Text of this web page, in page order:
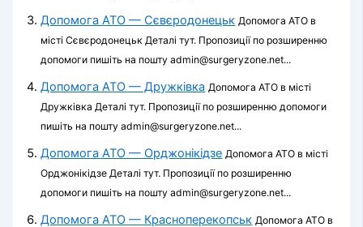
Допомога АТО — Сєвєродонецьк Допомога АТО в
місті Сєвєродонецьк Деталі тут. Пропозиції по розширенню
допомоги пишіть на пошту admin@surgeryzone.net...
Допомога АТО — Дружківка Допомога АТО в місті
Дружківка Деталі тут. Пропозиції по розширенню допомоги
пишіть на пошту admin@surgeryzone.net...
Допомога АТО — Орджонікідзе Допомога АТО в місті
Орджонікідзе Деталі тут. Пропозиції по розширенню
допомоги пишіть на пошту admin@surgeryzone.net...
Допомога АТО — Красноперекопськ Допомога АТО в